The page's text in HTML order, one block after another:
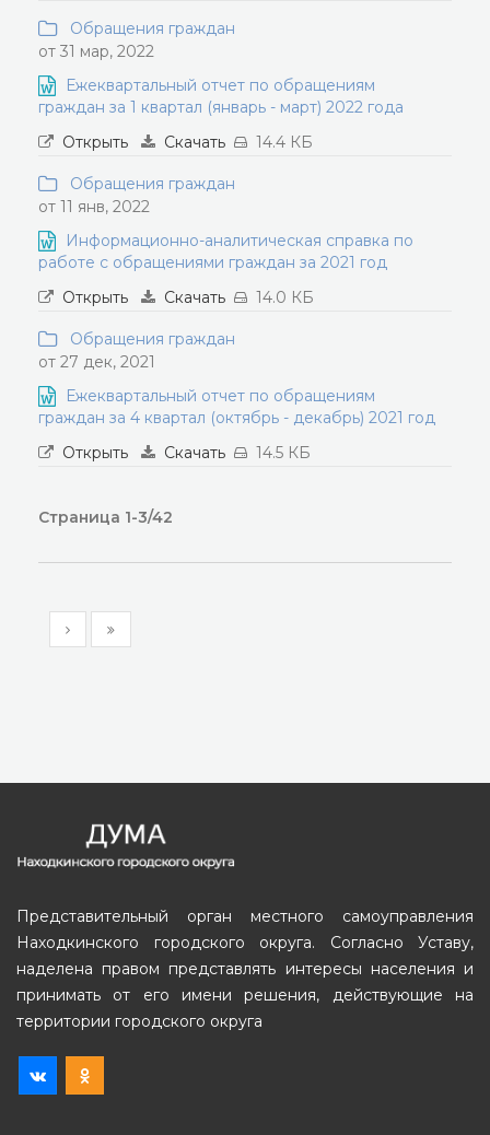
Обращения граждан
от 31 мар, 2022
Ежеквартальный отчет по обращениям
граждан за 1 квартал (январь - март) 2022 года
Открыть
Скачать 14.4 КБ
Обращения граждан
от 11 янв, 2022
Информационно-аналитическая справка по
работе с обращениями граждан за 2021 год
Открыть
Скачать 14.0 КБ
Обращения граждан
от 27 дек, 2021
Ежеквартальный отчет по обращениям
граждан за 4 квартал (октябрь - декабрь) 2021 год
Открыть
Скачать 14.5 КБ
Страница 1-3/42
Представительный орган местного самоуправления
Находкинского городского округа. Согласно Уставу,
наделена правом представлять интересы населения и
принимать от его имени решения, действующие на
территории городского округа